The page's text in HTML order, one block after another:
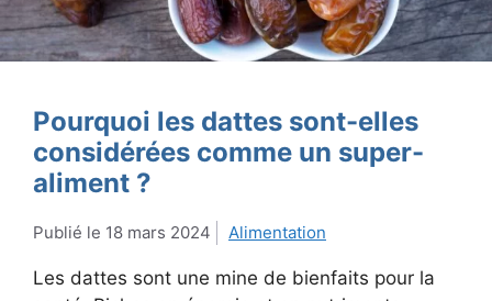
Pourquoi les dattes sont-elles
considérées comme un super-
aliment ?
18 mars 2024 Alimentation
Les dattes sont une mine de bienfaits pour la